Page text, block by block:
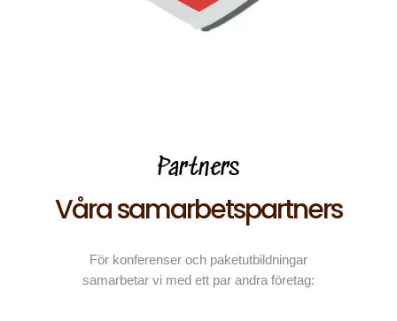
Partners
Våra samarbetspartners
För konferenser och paketutbildningar
samarbetar vi med ett par andra företag: